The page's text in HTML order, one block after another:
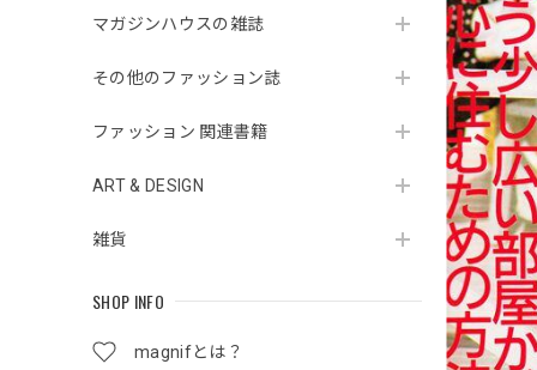
マガジンハウスの雑誌
その他のファッション誌
ファッション 関連書籍
ART & DESIGN
雑貨
SHOP INFO
magnifとは？